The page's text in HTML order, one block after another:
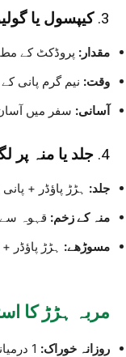
3. کیپسول یا
مقدار: پروڈکٹ کے مطابق (عام
وقت: نیم گرم پانی
آسانی: سفر میں
4. جلد یا منہ پر
جلد: ہڑڑ پاؤڈر +
منہ کے زخم: قہوہ سے
مسوڑھے: ہڑڑ پاؤڈر
مربہ ہڑڑ کا
روزانہ خوراک: